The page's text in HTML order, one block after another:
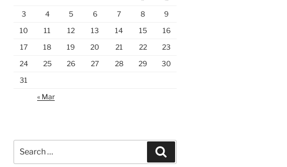
3
4 5 6 7 8
9
10
11 12 13 14 15
16
17
18 19 20 21 22
23
24
25 26 27 28 29
30
31
« Mar
for: